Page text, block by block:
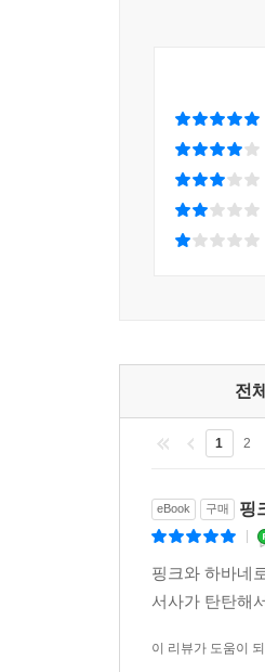
전
1 2
eBook 구매 핑
핑크와 하바네
서사가 탄탄해
이 리뷰가 도움이